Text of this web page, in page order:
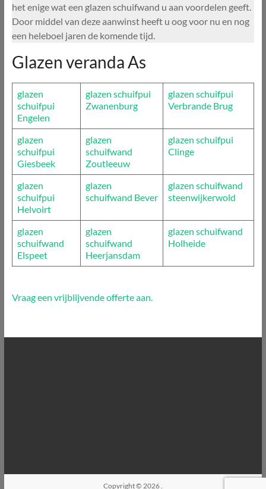
het enige wat een glazen schuifwand u aan voordelen geeft.
Door middel van deze aanwinst heeft u oog voor nu en nog
een heleboel jaren de komende tijd.
Glazen veranda As
glazen
schuifpui
Engelen
glazen schuifpui
Zwanenburg
glazen schuifpui
Verbrande Brug
glazen
schuifpui
Giesbeek
glazen
schuifwand
Zoutleeuw
glazen schuifpui
Clinge
glazen
schuifpui
Helvoirt
glazen
schuifwand Bever
glazen schuifwand
steenwijkerwold
glazen
schuifwand
Elspeet
glazen
schuifwand
Heerjansdam
glazen schuifwand
Holheide
Vraag een vrijblijvende offerte aan.
Copyright © 2026